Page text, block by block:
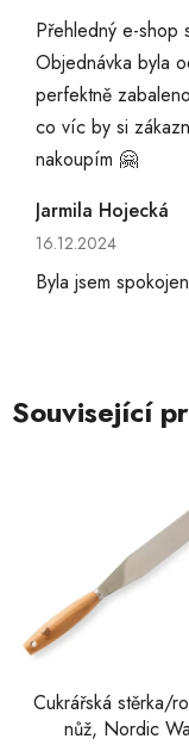
Přehledný e-shop
Objednávka byla
perfektně
co víc by si
nakoupím 🤗
Jarmila Hojecká
Hodnocení
16.12.2024
Byla jsem
Související
Cukrářská stěrka/
nůž, Nordic